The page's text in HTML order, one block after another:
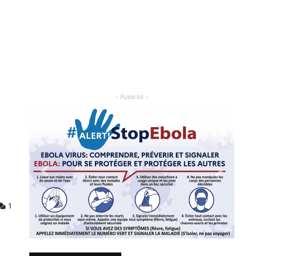
1
- Publicité -
Previous Next